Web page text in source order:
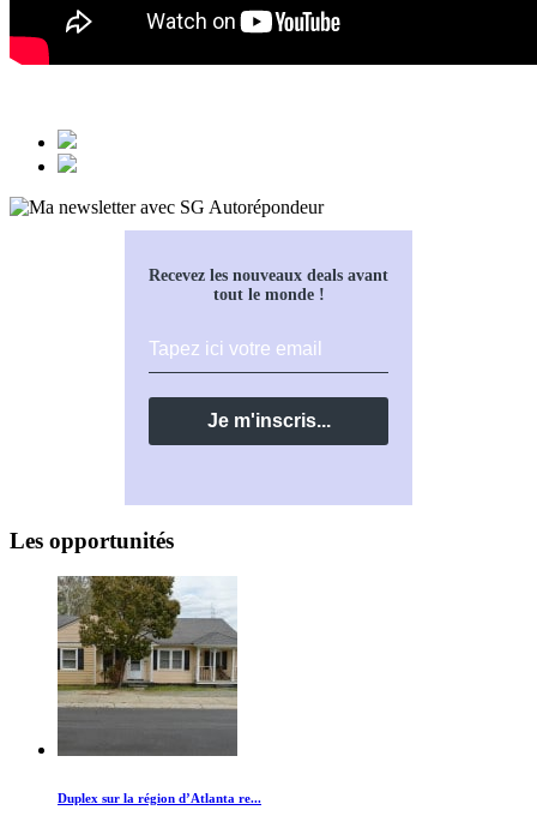
Recevez les nouveaux deals avant
tout le monde !
Les opportunités
Duplex sur la région d’Atlanta re...